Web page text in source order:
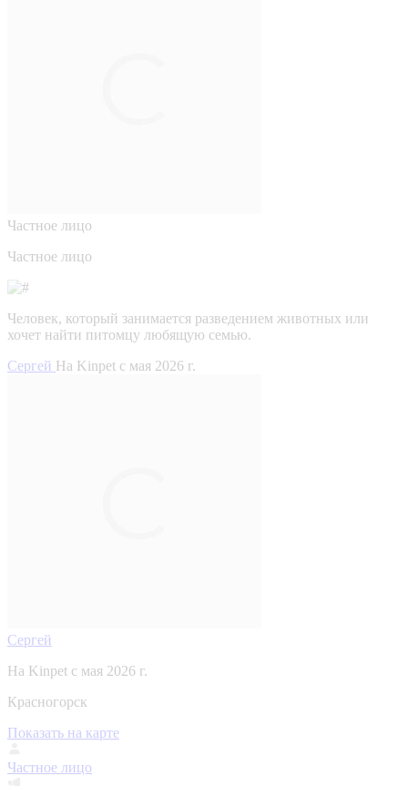
Частное лицо
Частное лицо
Человек, который занимается разведением животных или
хочет найти питомцу любящую семью.
Сергей На Kinpet c мая 2026 г.
Сергей
На Kinpet c мая 2026 г.
Красногорск
Показать на карте
Частное лицо